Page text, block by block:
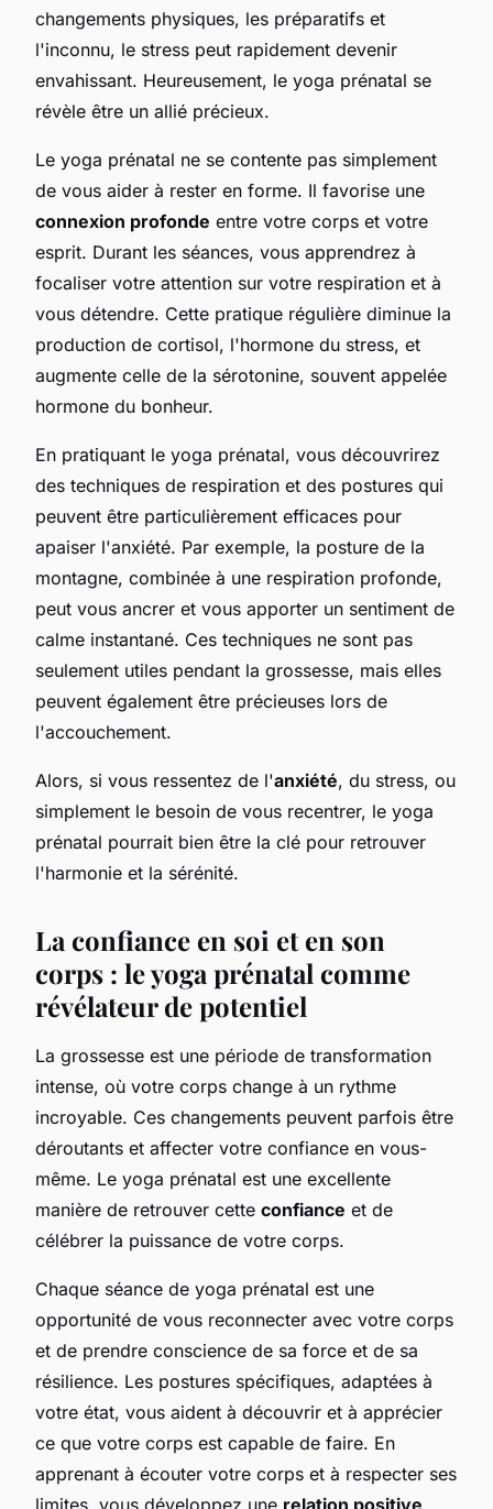
changements physiques, les préparatifs et
l'inconnu, le stress peut rapidement devenir
envahissant. Heureusement, le yoga prénatal se
révèle être un allié précieux.
Le yoga prénatal ne se contente pas simplement
de vous aider à rester en forme. Il favorise une
connexion profonde entre votre corps et votre
esprit. Durant les séances, vous apprendrez à
focaliser votre attention sur votre respiration et à
vous détendre. Cette pratique régulière diminue la
production de cortisol, l'hormone du stress, et
augmente celle de la sérotonine, souvent appelée
hormone du bonheur.
En pratiquant le yoga prénatal, vous découvrirez
des techniques de respiration et des postures qui
peuvent être particulièrement efficaces pour
apaiser l'anxiété. Par exemple, la posture de la
montagne, combinée à une respiration profonde,
peut vous ancrer et vous apporter un sentiment de
calme instantané. Ces techniques ne sont pas
seulement utiles pendant la grossesse, mais elles
peuvent également être précieuses lors de
l'accouchement.
Alors, si vous ressentez de l'anxiété, du stress, ou
simplement le besoin de vous recentrer, le yoga
prénatal pourrait bien être la clé pour retrouver
l'harmonie et la sérénité.
La confiance en soi et en son
corps : le yoga prénatal comme
révélateur de potentiel
La grossesse est une période de transformation
intense, où votre corps change à un rythme
incroyable. Ces changements peuvent parfois être
déroutants et affecter votre confiance en vous-
même. Le yoga prénatal est une excellente
manière de retrouver cette confiance et de
célébrer la puissance de votre corps.
Chaque séance de yoga prénatal est une
opportunité de vous reconnecter avec votre corps
et de prendre conscience de sa force et de sa
résilience. Les postures spécifiques, adaptées à
votre état, vous aident à découvrir et à apprécier
ce que votre corps est capable de faire. En
apprenant à écouter votre corps et à respecter ses
limites, vous développez une relation positive